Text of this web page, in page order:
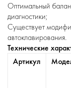
Оптимальный
диагностики;
Существует
автоклавирования.
Технические
Артикул